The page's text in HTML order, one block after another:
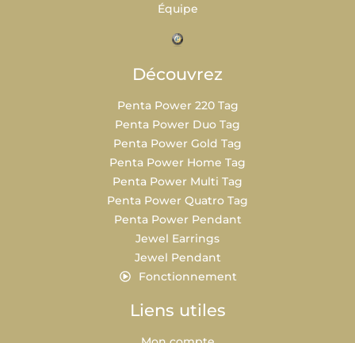
Équipe
Découvrez
Penta Power 220 Tag
Penta Power Duo Tag
Penta Power Gold Tag
Penta Power Home Tag
Penta Power Multi Tag
Penta Power Quatro Tag
Penta Power Pendant
Jewel Earrings
Jewel Pendant
Fonctionnement
Liens utiles